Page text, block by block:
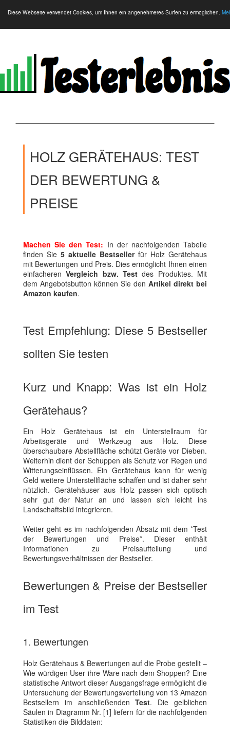
Diese Webseite verwendet Cookies, um Ihnen ein angenehmeres Surfen zu ermöglichen.
HOLZ GERÄTEHAUS: TEST
DER BEWERTUNG &
PREISE
Machen Sie den Test: In der nachfolgenden Tabelle
finden Sie 5 aktuelle Bestsellerfür Holz Gerätehaus
mit Bewertungen und Preis. Dies ermöglicht Ihnen einen
einfacherenVergleich bzw. Test des Produktes. Mit
dem Angebotsbutton können Sie den Artikel direkt bei
Amazon kaufen.
Test Empfehlung: Diese 5 Bestseller
sollten Sie testen
Kurz und Knapp: Was ist ein Holz
Gerätehaus?
Ein Holz Gerätehaus ist ein Unterstellraum für
Arbeitsgeräte und Werkzeug aus Holz. Diese
überschaubare Abstellfläche schützt Geräte vor Dieben.
Weiterhin dient der Schuppen als Schutz vor Regen und
Witterungseinflüssen. Ein Gerätehaus kann für wenig
Geld weitere Unterstellfläche schaffen und ist daher sehr
nützlich. Gerätehäuser aus Holz passen sich optisch
sehr gut der Natur an und lassen sich leicht ins
Landschaftsbild integrieren.
Weiter geht es im nachfolgenden Absatz mit dem *Test
der Bewertungen und Preise*. Dieser enthält
Informationen zu Preisaufteilung und
Bewertungsverhältnissen der Bestseller.
Bewertungen & Preise der Bestseller
im Test
1. Bewertungen
Holz Gerätehaus & Bewertungen auf die Probe gestellt –
Wie würdigen User ihre Ware nach dem Shoppen? Eine
statistische Antwort dieser Ausgangsfrage ermöglicht die
Untersuchung der Bewertungsverteilung von 13 Amazon
Bestsellern im anschließendenTest. Die gelblichen
Säulen in Diagramm Nr. [1] liefern für die nachfolgenden
Statistiken die Bilddaten: